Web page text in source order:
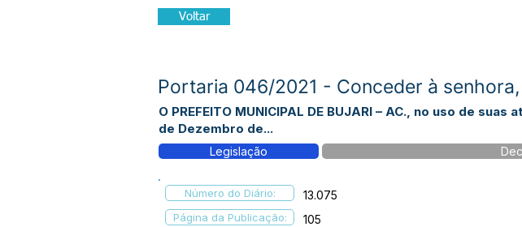
Voltar
Portaria 046/2021 - Conceder à
O PREFEITO MUNICIPAL DE BUJARI – AC., no uso de
de Dezembro de...
Legislação
Número do Diário: 13.075
Página da Publicação: 105